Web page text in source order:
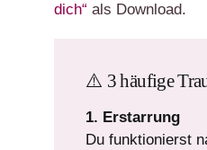
dich“ als Download.
⚠️ 3 häufige
1. Erstarrung
Du funktionierst